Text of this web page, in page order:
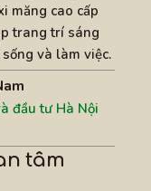
măng cao cấp
trang trí sáng
và làm việc.
đầu tư Hà Nội
tâm